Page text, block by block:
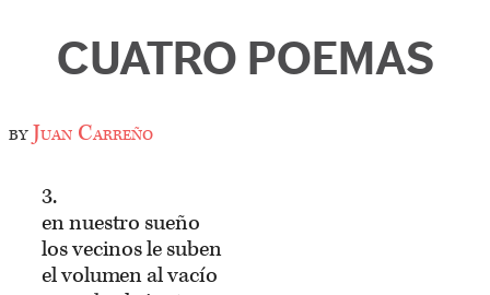
CUATRO POEMAS
byJuan Carreño
3.
en nuestro sueño
los vecinos le suben
el volumen al vacío